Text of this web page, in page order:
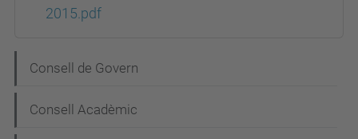
2015.pdf
a
v
Consell de Govern
Consell Acadèmic